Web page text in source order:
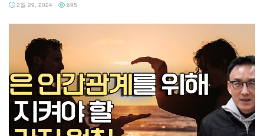
2월 29, 2024 695